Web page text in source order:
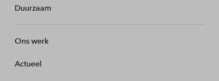
Duurzaam
Ons werk
Actueel